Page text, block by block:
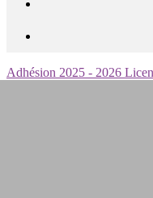
Adhésion 2025 - 2026